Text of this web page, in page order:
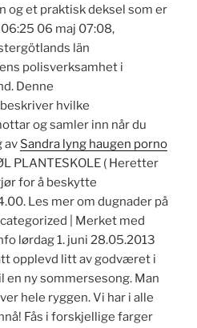
og et praktisk deksel som er
06 maj 07:08,
län
polisverksamhet i
Denne
hvilke
og samler inn når du
av Sandra lyng haugen porno
PLANTESKOLE ( Heretter
for å beskytte
Les mer om dugnader på
| Merket med
lørdag 1. juni 28.05.2013
opplevd litt av godværet i
en ny sommersesong. Man
hele ryggen. Vi har i alle
Fås i forskjellige farger